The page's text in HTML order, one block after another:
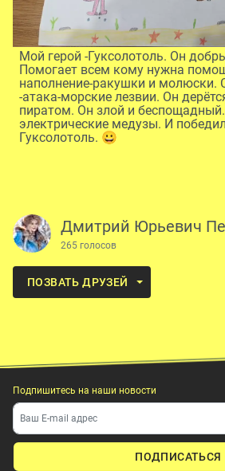
Мой герой -Гуксолотоль. Он
Помогает всем кому нужна
наполнение-ракушки и молюски.
-атака-морские лезвии. Он
пиратом. Он злой и беспощадный.
электрические медузы. И
Гуксолотоль. 😀
Дмитрий Юрьевич
265 голосов
ПОЗВАТЬ ДРУЗЕЙ
Подпишитесь на наши новости
ПОДПИСАТЬСЯ